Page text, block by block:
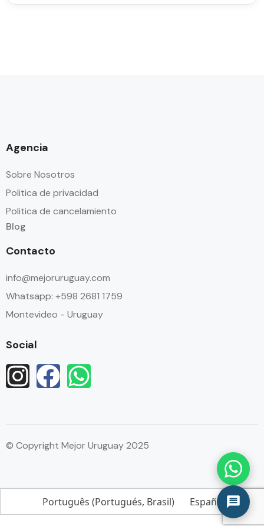
Agencia
Sobre Nosotros
Politica de privacidad
Politica de cancelamiento
Blog
Contacto
info@mejoruruguay.com
Whatsapp: +598 2681 1759
Montevideo - Uruguay
Social
© Copyright Mejor Uruguay 2025
Português (Portugués, Brasil) Español